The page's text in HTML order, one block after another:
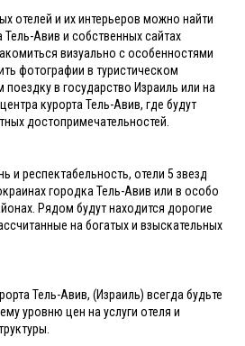
отелей и их интерьеров можно найти
Тель-Авив и собственных сайтах
визуально с особенностями
фотографии в туристическом
в государство Израиль или на
курорта Тель-Авив, где будут
достопримечательностей.
и респектабельность, отели 5 звезд
городка Тель-Авив или в особо
Рядом будут находится дорогие
на богатых и взыскательных
Тель-Авив, (Израиль) всегда будьте
уровню цен на услуги отеля и